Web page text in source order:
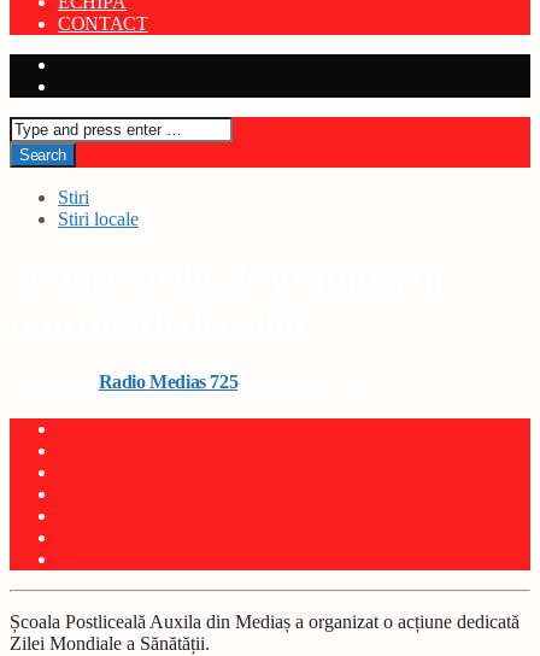
CONTACT
Stiri
Stiri locale
Radio Medias 725on 8 aprilie 2026
Școala Postliceală Auxila din Mediaș a organizat o acțiune dedicată
Zilei Mondiale a Sănătății.